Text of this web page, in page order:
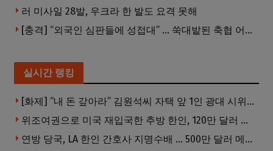
러 미사일 28발, 우크라 한 발도 요격 못해
[충격] “외국인 심판들에 성접대” … 쑥대밭된 축협 어디까지 추락하나
실시간 랭킹
[화제] “내 돈 갚아라” 김원석씨 자택 앞 1인 광대 시위 … 한인 투자사, “108만 달러 못받아”
위조여권으로 미국 재입국한 추방 한인, 120만 달러 은행 사기 행각
연방 당국, LA 한인 간호사 지명수배 … 500만 달러 메디캐어 사기, 선고 직전 한국 도주